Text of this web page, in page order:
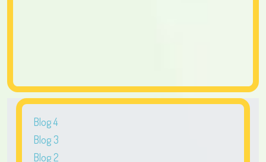
Blog 4
Blog 3
Blog 2